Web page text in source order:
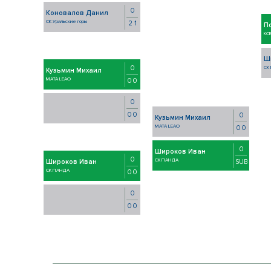
Коновалов Данил
СК Уральские горы
0
2 1
Кузьмин Михаил
MATA LEAO
0
0 0
0
0 0
Широков Иван
СК ПАНДА
0
0 0
0
0 0
Кузьмин Михаил
MATA LEAO
0
0 0
Широков Иван
СК ПАНДА
0
SUB
СК